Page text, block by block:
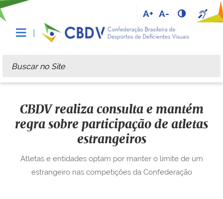
A+ A-
Busca
Busca Avançada…
CBDV realiza consulta e mantém
regra sobre participação de atletas
estrangeiros
Atletas e entidades optam por manter o limite de um
estrangeiro nas competições da Confederação